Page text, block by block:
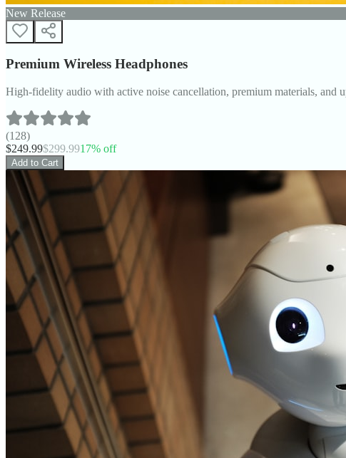
New Release
Premium Wireless Headphones
High-fidelity audio with active noise cancellation, premium materials, and
(128)
$249.99$299.9917% off
Add to Cart